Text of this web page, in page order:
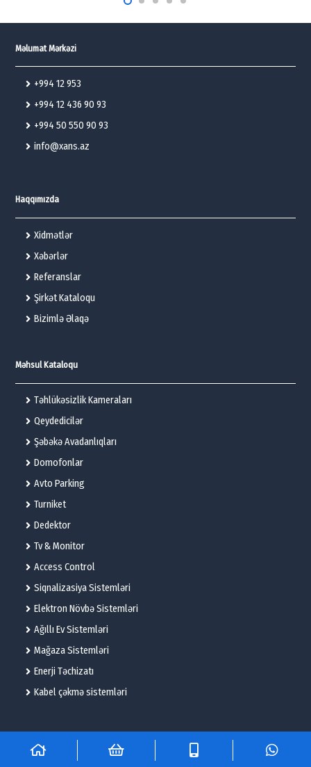
Məlumat Mərkəzi
+994 12 953
+994 12 436 90 93
+994 50 550 90 93
info@xans.az
Haqqımızda
Xidmətlər
Xəbərlər
Referanslar
Şirkət Kataloqu
Bizimlə Əlaqə
Məhsul Kataloqu
Təhlükəsizlik Kameraları
Qeydedicilər
Şəbəkə Avadanlıqları
Domofonlar
Avto Parking
Turniket
Dedektor
Tv & Monitor
Access Control
Siqnalizasiya Sistemləri
Elektron Növbə Sistemləri
Ağıllı Ev Sistemləri
Mağaza Sistemləri
Enerji Təchizatı
Kabel çəkmə sistemləri
© 2025 – Flame Technologies